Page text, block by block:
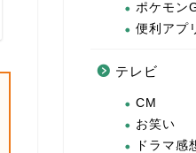
ポケモン
便利アプ
テレビ
CM
お笑い
ドラマ感